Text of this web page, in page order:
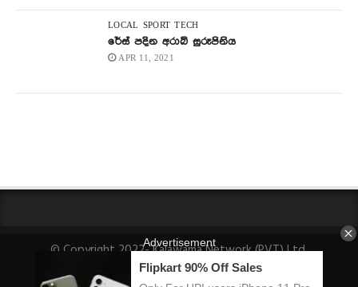
LOCAL SPORT TECH
රේස් පදින අරාබි සුරූපිනිය
APR 11, 2021
© Copyright 2022- Kalawama Network (PVT) Ltd.
About Us Fact-Checking Policy Privacy Policy